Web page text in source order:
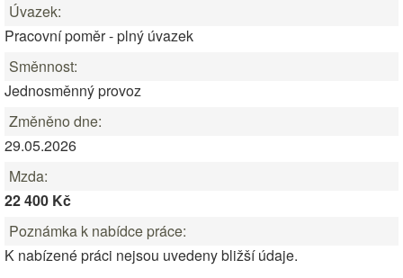
Úvazek:
Pracovní poměr - plný úvazek
Směnnost:
Jednosměnný provoz
Změněno dne:
29.05.2026
Mzda:
22 400 Kč
Poznámka k nabídce práce:
K nabízené práci nejsou uvedeny bližší údaje.